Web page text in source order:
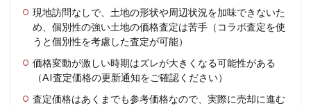
現地訪問なしで、土地の形状や周辺状況を加味できないた
め、個別性の強い土地の価格査定は苦手（コラボ査定を使
うと個別性を考慮した査定が可能）
価格変動が激しい時期はズレが大きくなる可能性がある
（AI査定価格の更新通知をご確認ください）
査定価格はあくまでも参考価格なので、実際に売却に進む